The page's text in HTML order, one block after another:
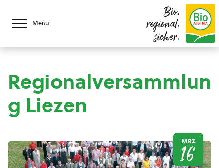
Menü
Bio,
regional,
sicher.
Regionalversammlun
g Liezen
MRZ
16